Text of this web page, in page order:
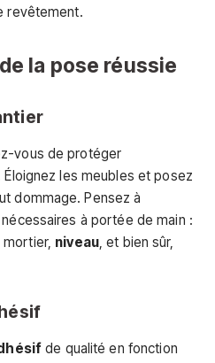
revêtement.
la pose réussie
vous de protéger
Éloignez les meubles et posez
dommage. Pensez à
à portée de main :
niveau, et bien sûr,
de qualité en fonction